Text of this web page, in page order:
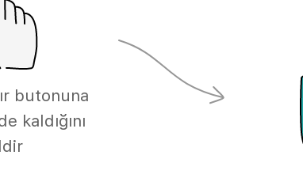
butonuna
kaldığını